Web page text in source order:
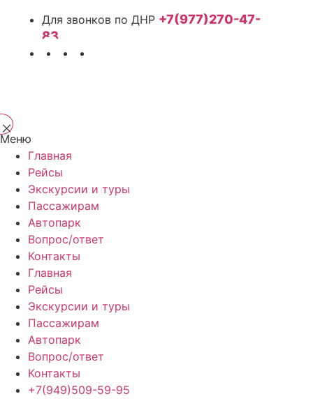
+7(977)270-47-
83
Меню
Главная
Рейсы
Экскурсии и туры
Пассажирам
Автопарк
Вопрос/ответ
Контакты
Главная
Рейсы
Экскурсии и туры
Пассажирам
Автопарк
Вопрос/ответ
Контакты
+7(949)509-59-95